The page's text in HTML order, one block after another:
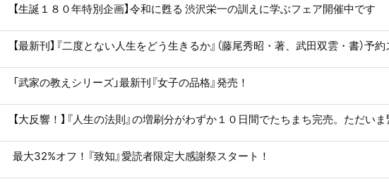
【生誕１８０年特別企画】令和に甦る 渋沢栄一の訓えに学ぶフェア開催中です
【最新刊】『二度とない人生をどう生きるか』（藤尾秀昭・著、武田双雲・書）予
「武家の教えシリーズ」最新刊『女子の品格』発売！
【大反響！】『人生の法則』の増刷分がわずか１０日間でたちまち完売。ただい
最大32%オフ！『致知』愛読者限定大感謝祭スタート！